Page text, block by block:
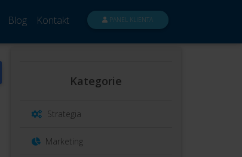
Blog Kontakt PANEL KLIENTA
Kategorie
Strategia
Marketing